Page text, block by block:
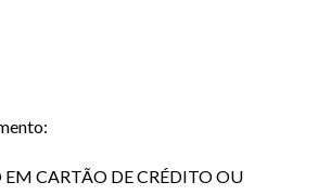
CARTÃO DE CRÉDITO OU